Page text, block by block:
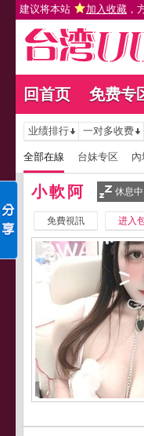
建议将本站 加入收藏 ，
回首页 免费专
业绩排行 一对多收费
全部在線 台妹专区 內
小軟阿 休息中
免費視訊 进入